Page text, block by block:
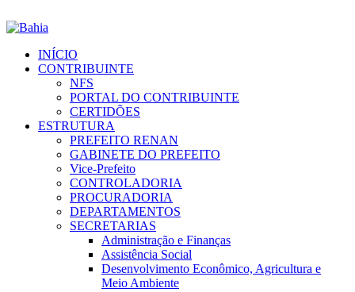
INÍCIO
CONTRIBUINTE
NFS
PORTAL DO CONTRIBUINTE
CERTIDÕES
ESTRUTURA
PREFEITO RENAN
GABINETE DO PREFEITO
Vice-Prefeito
CONTROLADORIA
PROCURADORIA
DEPARTAMENTOS
SECRETARIAS
Administração e Finanças
Assistência Social
Desenvolvimento Econômico, Agricultura e
Meio Ambiente